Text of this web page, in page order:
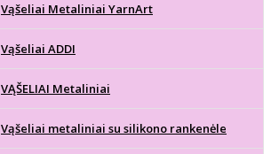
Vąšeliai Metaliniai YarnArt
Vąšeliai ADDI
VĄŠELIAI Metaliniai
Vąšeliai metaliniai su silikono rankenėle